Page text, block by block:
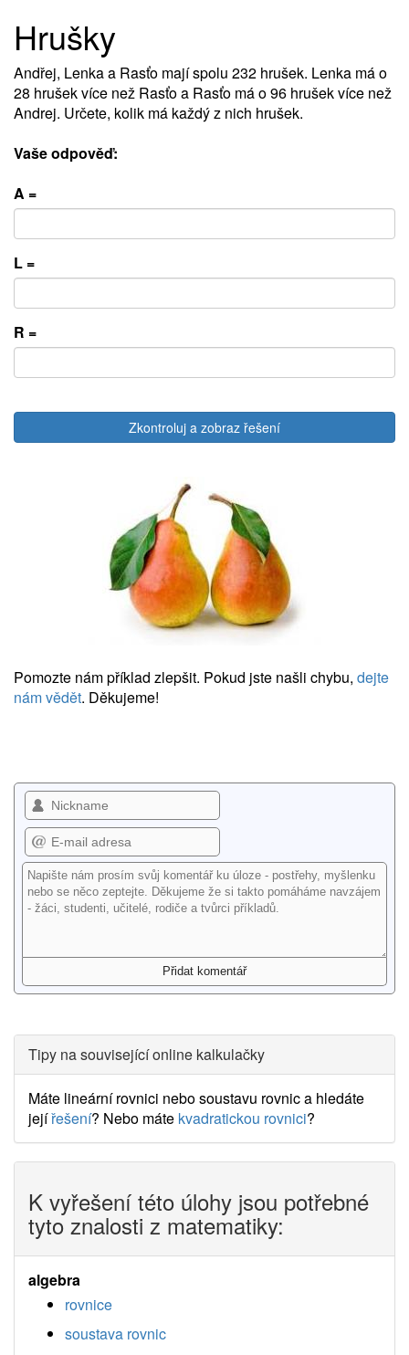
Hrušky
Andřej, Lenka a Rasťo mají spolu 232 hrušek. Lenka má o
28 hrušek více než Rasťo a Rasťo má o 96 hrušek více než
Andrej. Určete, kolik má každý z nich hrušek.
Vaše odpověď:
A =
L =
R =
Zkontroluj a zobraz řešení
Pomozte nám příklad zlepšit. Pokud jste našli chybu, dejte
nám vědět. Děkujeme!
Tipy na související online kalkulačky
Máte lineární rovnici nebo soustavu rovnic a hledáte
jejířešení? Nebo máte kvadratickou rovnici?
K vyřešení této úlohy jsou potřebné
tyto znalosti z matematiky:
algebra
rovnice
soustava rovnic